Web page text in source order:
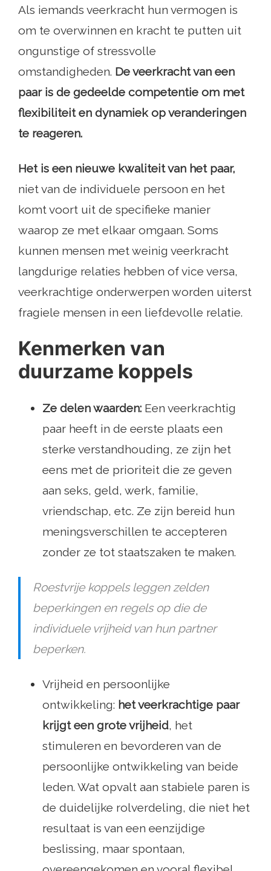
Als iemands veerkracht hun vermogen is
om te overwinnen en kracht te putten uit
ongunstige of stressvolle
omstandigheden. De veerkracht van een
paar is de gedeelde competentie om met
flexibiliteit en dynamiek op veranderingen
te reageren.
Het is een nieuwe kwaliteit van het paar,
niet van de individuele persoon en het
komt voort uit de specifieke manier
waarop ze met elkaar omgaan. Soms
kunnen mensen met weinig veerkracht
langdurige relaties hebben of vice versa,
veerkrachtige onderwerpen worden uiterst
fragiele mensen in een liefdevolle relatie.
Kenmerken van
duurzame koppels
Ze delen waarden: Een veerkrachtig
paar heeft in de eerste plaats een
sterke verstandhouding, ze zijn het
eens met de prioriteit die ze geven
aan seks, geld, werk, familie,
vriendschap, etc. Ze zijn bereid hun
meningsverschillen te accepteren
zonder ze tot staatszaken te maken.
Roestvrije koppels leggen zelden
beperkingen en regels op die de
individuele vrijheid van hun partner
beperken.
Vrijheid en persoonlijke
ontwikkeling: het veerkrachtige paar
krijgt een grote vrijheid, het
stimuleren en bevorderen van de
persoonlijke ontwikkeling van beide
leden. Wat opvalt aan stabiele paren is
de duidelijke rolverdeling, die niet het
resultaat is van een eenzijdige
beslissing, maar spontaan,